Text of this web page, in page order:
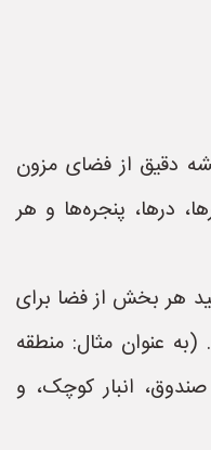
دقیق از فضای مزون
درها، پنجره‌ها و هر
هر بخش از فضا برای
عنوان مثال: منطقه
انبار کوچک، و